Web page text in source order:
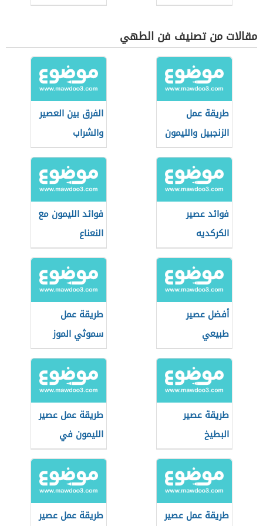
مقالات من تصنيف فن الطهي
طريقة عمل
الزنجبيل والليمون
الفرق بين العصير
والشراب
فوائد عصير
الكركديه
فوائد الليمون مع
النعناع
أفضل عصير
طبيعي
طريقة عمل
سموثي الموز
طريقة عصير
البطيخ
طريقة عمل عصير
الليمون في
الخلاط
طريقة عمل عصير
طريقة عمل عصير